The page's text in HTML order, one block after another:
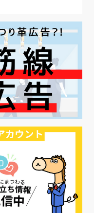
#採用の効率化
ャーギャップ
ラスメント
#SNS活用
内定辞退の防止
ナーチャリング
#カジュアル面談
#採用代行
シカル就活